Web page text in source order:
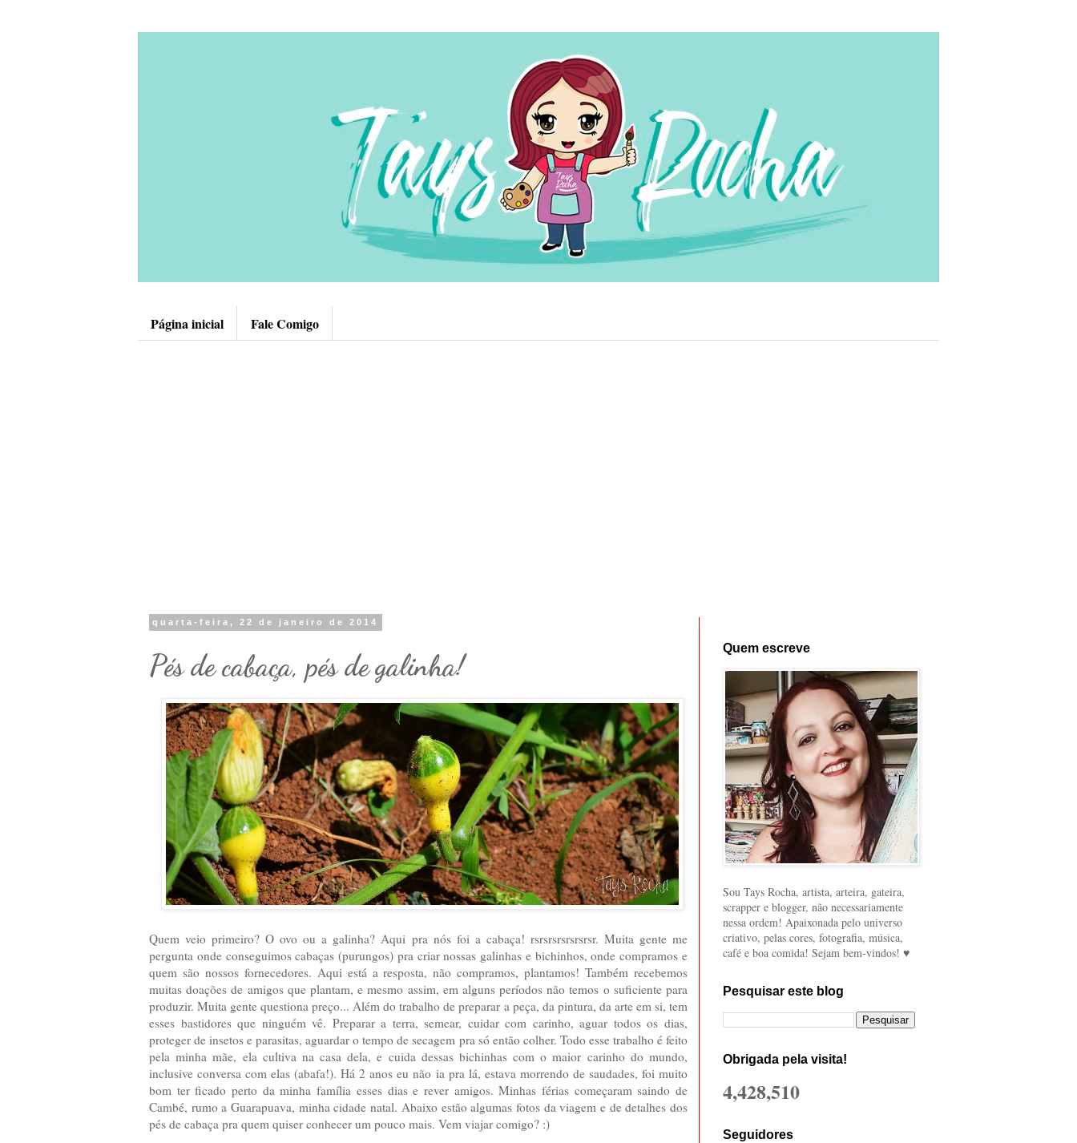
Página inicial Fale Comigo
quarta-feira, 22 de janeiro de 2014
Pés de cabaça, pés de galinha!
Quem veio primeiro? O ovo ou a galinha? Aqui pra nós foi a cabaça! rsrsrsrsrsrsrsr. Muita gente me
pergunta onde conseguimos cabaças (purungos) pra criar nossas galinhas e bichinhos, onde compramos e
quem são nossos fornecedores. Aqui está a resposta, não compramos, plantamos! Também recebemos
muitas doações de amigos que plantam, e mesmo assim, em alguns períodos não temos o suficiente para
produzir. Muita gente questiona preço... Além do trabalho de preparar a peça, da pintura, da arte em si, tem
esses bastidores que ninguém vê. Preparar a terra, semear, cuidar com carinho, aguar todos os dias,
proteger de insetos e parasitas, aguardar o tempo de secagem pra só então colher. Todo esse trabalho é feito
pela minha mãe, ela cultiva na casa dela, e cuida dessas bichinhas com o maior carinho do mundo,
inclusive conversa com elas (abafa!). Há 2 anos eu não ia pra lá, estava morrendo de saudades, foi muito
bom ter ficado perto da minha família esses dias e rever amigos. Minhas férias começaram saindo de
Cambé, rumo a Guarapuava, minha cidade natal. Abaixo estão algumas fotos da viagem e de detalhes dos
pés de cabaça pra quem quiser conhecer um pouco mais. Vem viajar comigo? :)
Quem escreve
Sou Tays Rocha, artista, arteira, gateira,
scrapper e blogger, não necessariamente
nessa ordem! Apaixonada pelo universo
criativo, pelas cores, fotografia, música,
café e boa comida! Sejam bem-vindos! ♥
Pesquisar este blog
Obrigada pela visita!
4,428,510
Seguidores